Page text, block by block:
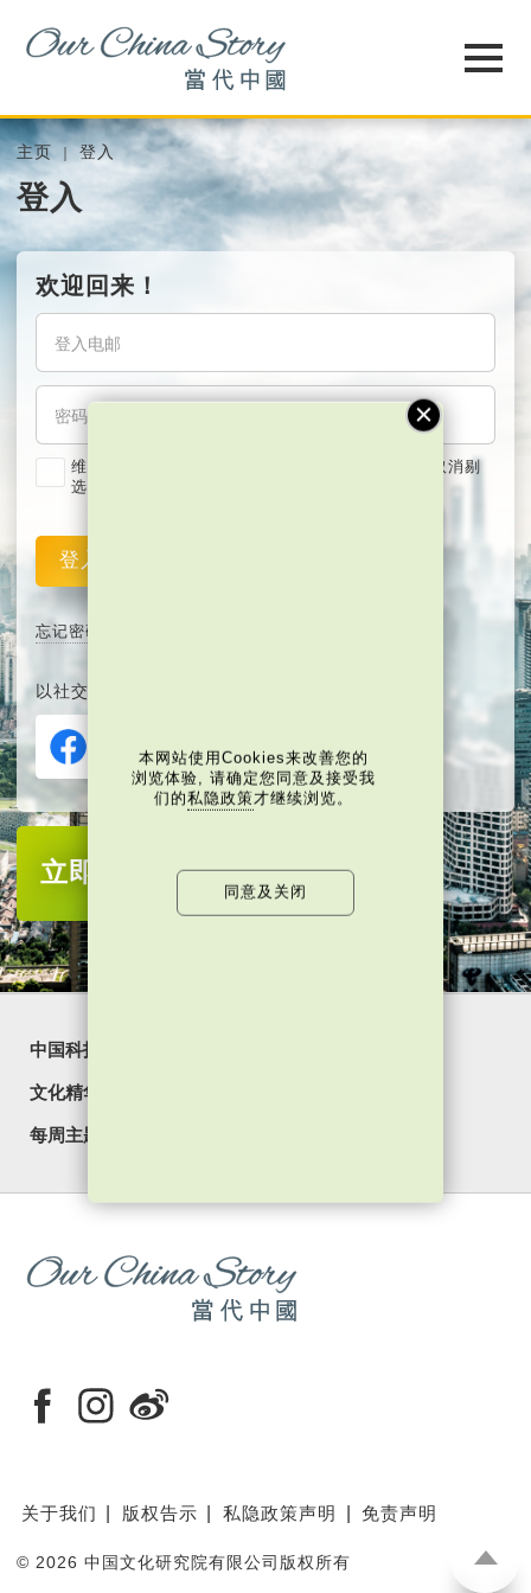
主页 登入
登入
欢迎回来！
维持我的登入状态两星期 (若使用共用电脑，紧记取消剔
选)
登入
忘记密码
以社交媒体平台注册或登入∶
立即注册 成为当代中国会员
中国科技
文化精华
每周主题
关于我们 版权告示 私隐政策声明 免责声明
© 2026 中国文化研究院有限公司版权所有
本网站使用Cookies来改善您的
浏览体验, 请确定您同意及接受我
们的私隐政策才继续浏览。
同意及关闭